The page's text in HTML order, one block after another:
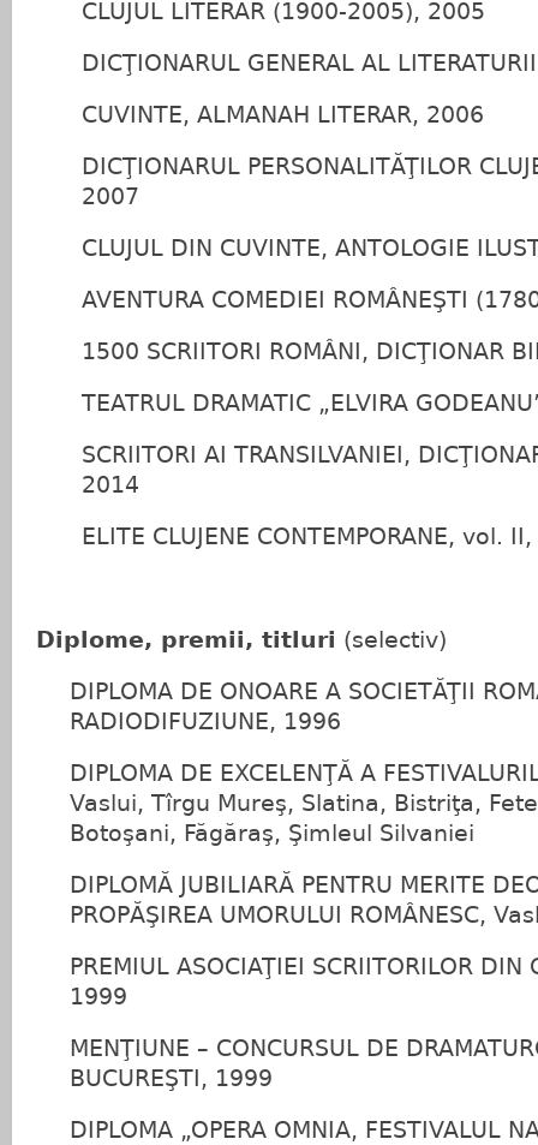
CLUJUL LITERAR (1900‑2005), 2005
DICŢIONARUL GENERAL AL
CUVINTE, ALMANAH LITERAR, 2006
DICŢIONARUL PERSONALITĂŢILOR
2007
CLUJUL DIN CUVINTE, ANTOLOGIE
AVENTURA COMEDIEI ROMÂNEŞTI
1500 SCRIITORI ROMÂNI, DICŢIONAR
TEATRUL DRAMATIC „ELVIRA
SCRIITORI AI TRANSILVANIEI,
2014
ELITE CLUJENE CONTEMPORANE, vol.
Diplome, premii, titluri (selectiv)
DIPLOMA DE ONOARE A SOCIETĂŢII
RADIODIFUZIUNE, 1996
DIPLOMA DE EXCELENŢĂ A
Vaslui, Tîrgu Mureş, Slatina, Bistriţa,
Botoşani, Făgăraş, Şimleul Silvaniei
DIPLOMĂ JUBILIARĂ PENTRU MERITE
PROPĂŞIREA UMORULUI ROMÂNESC,
PREMIUL ASOCIAŢIEI SCRIITORILOR
1999
MENŢIUNE – CONCURSUL DE
BUCUREŞTI, 1999
DIPLOMA „OPERA OMNIA, FESTIVALUL